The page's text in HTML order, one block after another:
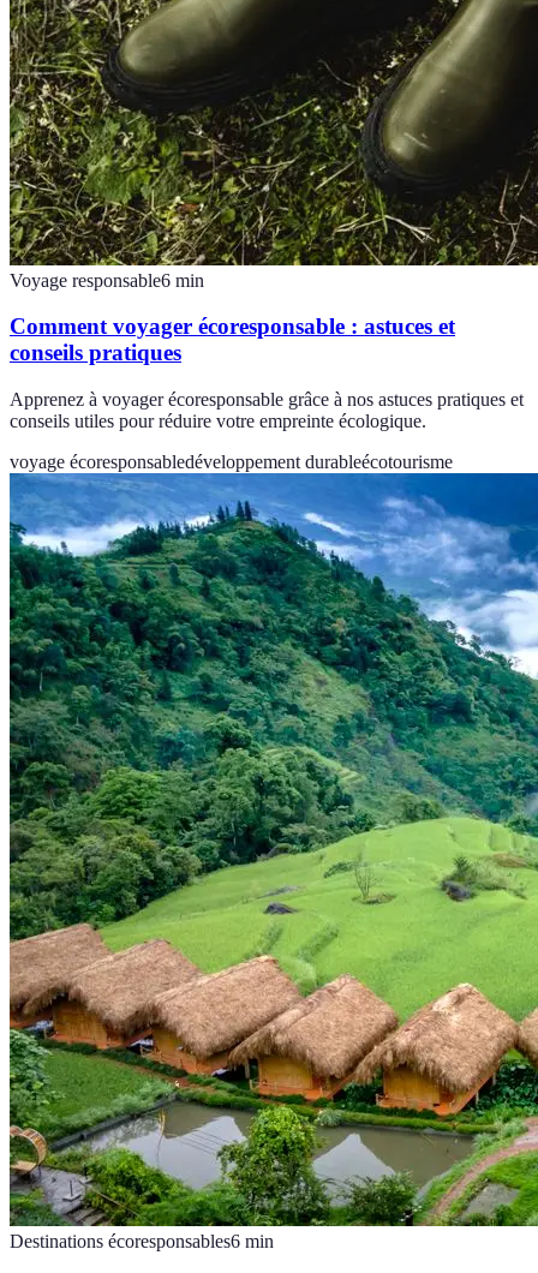
Voyage responsable6 min
Comment voyager écoresponsable : astuces et
conseils pratiques
Apprenez à voyager écoresponsable grâce à nos astuces pratiques et
conseils utiles pour réduire votre empreinte écologique.
voyage écoresponsabledéveloppement durableécotourisme
Destinations écoresponsables6 min